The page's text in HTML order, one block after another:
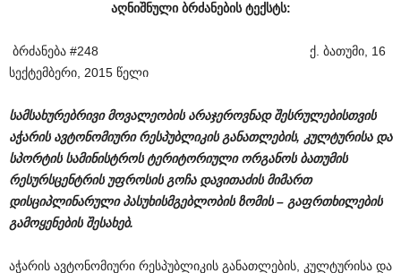
აღნიშნული ბრძანების ტექსტს:
ბრძანება #248 ქ. ბათუმი, 16
სექტემბერი, 2015 წელი
სამსახურებრივი მოვალეობის არაჯეროვნად შესრულებისთვის
აჭარის ავტონომიური რესპუბლიკის განათლების, კულტურისა და
სპორტის სამინისტროს ტერიტორიული ორგანოს ბათუმის
რესურსცენტრის უფროსის გოჩა დავითაძის მიმართ
დისციპლინარული პასუხისმგებლობის ზომის – გაფრთხილების
გამოყენების შესახებ.
აჭარის ავტონომიური რესპუბლიკის განათლების, კულტურისა და